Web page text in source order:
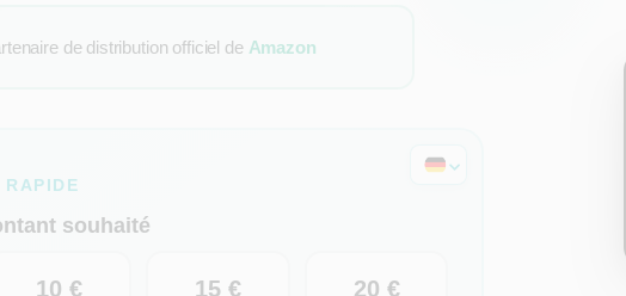
de distribution officiel de Amazon
souhaité
10 € 15 € 20 €